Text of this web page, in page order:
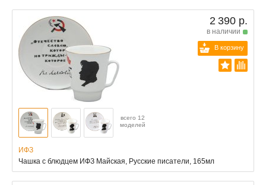
2 390 р.
в наличии
В корзину
всего 12
моделей
ИФЗ
Чашка с блюдцем ИФЗ Майская, Русские писатели, 165мл